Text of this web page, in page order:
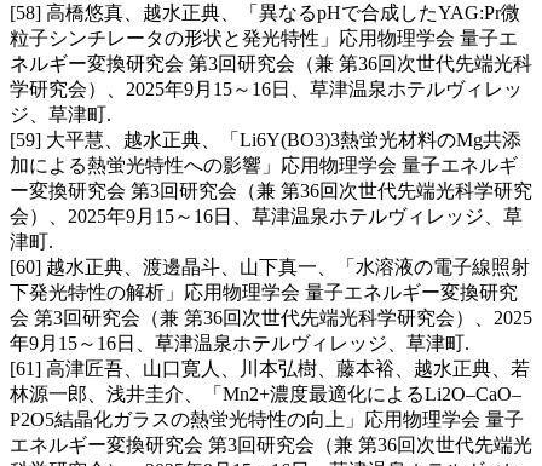
[58] 高橋悠真、越水正典、「異なるpHで合成したYAG:Pr微
粒子シンチレータの形状と発光特性」応用物理学会 量子エ
ネルギー変換研究会 第3回研究会（兼 第36回次世代先端光科
学研究会）、2025年9月15～16日、草津温泉ホテルヴィレッ
ジ、草津町.
[59] 大平慧、越水正典、「Li6Y(BO3)3熱蛍光材料のMg共添
加による熱蛍光特性への影響」応用物理学会 量子エネルギ
ー変換研究会 第3回研究会（兼 第36回次世代先端光科学研究
会）、2025年9月15～16日、草津温泉ホテルヴィレッジ、草
津町.
[60] 越水正典、渡邊晶斗、山下真一、「水溶液の電子線照射
下発光特性の解析」応用物理学会 量子エネルギー変換研究
会 第3回研究会（兼 第36回次世代先端光科学研究会）、2025
年9月15～16日、草津温泉ホテルヴィレッジ、草津町.
[61] 高津匠吾、山口寛人、川本弘樹、藤本裕、越水正典、若
林源一郎、浅井圭介、「Mn2+濃度最適化によるLi2O–CaO–
P2O5結晶化ガラスの熱蛍光特性の向上」応用物理学会 量子
エネルギー変換研究会 第3回研究会（兼 第36回次世代先端光